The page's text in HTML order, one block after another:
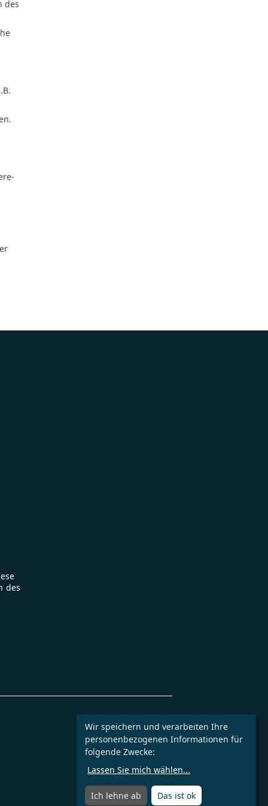
des
des
Wir speichern und verarbeiten Ihre
personenbezogenen Informationen für
folgende Zwecke:
Lassen Sie mich wählen...
Ich lehne ab Das ist ok